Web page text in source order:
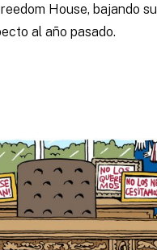
House, bajando su
al año pasado.